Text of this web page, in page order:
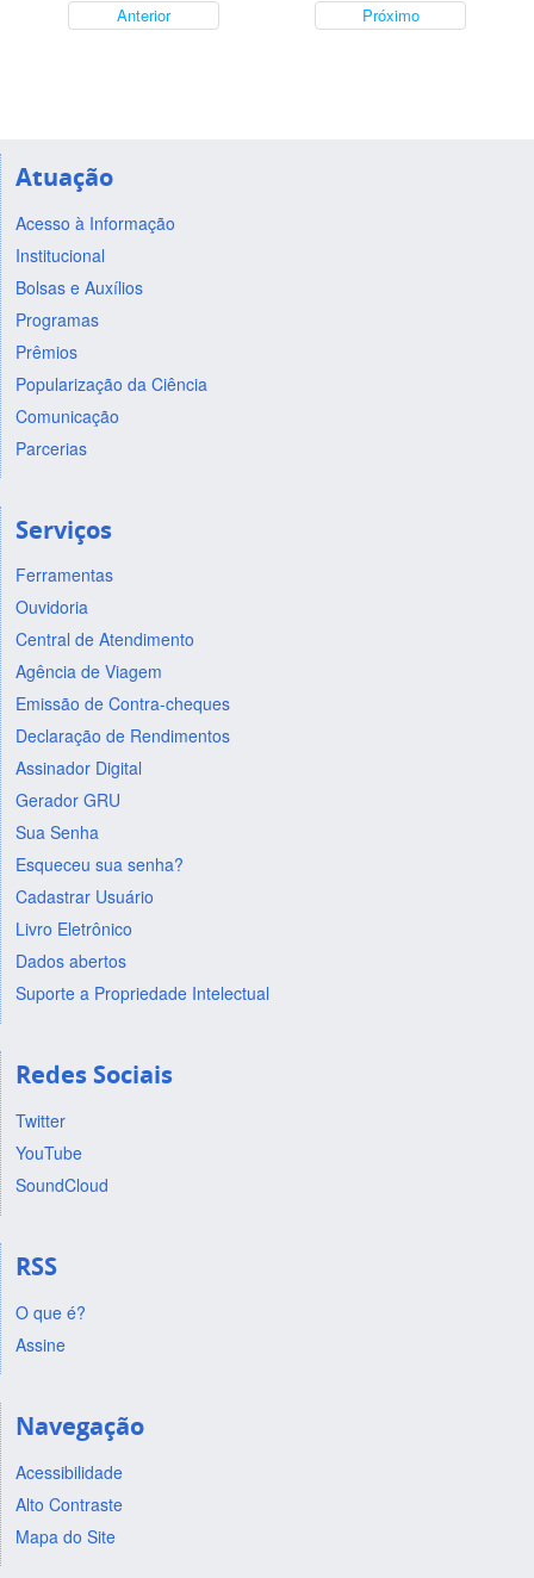
Anterior Próximo
Atuação
Acesso à Informação
Institucional
Bolsas e Auxílios
Programas
Prêmios
Popularização da Ciência
Comunicação
Parcerias
Serviços
Ferramentas
Ouvidoria
Central de Atendimento
Agência de Viagem
Emissão de Contra-cheques
Declaração de Rendimentos
Assinador Digital
Gerador GRU
Sua Senha
Esqueceu sua senha?
Cadastrar Usuário
Livro Eletrônico
Dados abertos
Suporte a Propriedade Intelectual
Redes Sociais
Twitter
YouTube
SoundCloud
RSS
O que é?
Assine
Navegação
Acessibilidade
Alto Contraste
Mapa do Site